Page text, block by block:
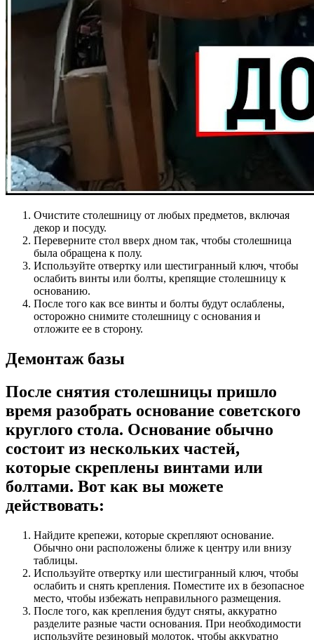
Очистите столешницу от любых предметов, включая
декор и посуду.
Переверните стол вверх дном так, чтобы столешница
была обращена к полу.
Используйте отвертку или шестигранный ключ, чтобы
ослабить винты или болты, крепящие столешницу к
основанию.
После того как все винты и болты будут ослаблены,
осторожно снимите столешницу с основания и
отложите ее в сторону.
Демонтаж базы
После снятия столешницы пришло
время разобрать основание советского
круглого стола. Основание обычно
состоит из нескольких частей,
которые скреплены винтами или
болтами. Вот как вы можете
действовать:
Найдите крепежи, которые скрепляют основание.
Обычно они расположены ближе к центру или внизу
таблицы.
Используйте отвертку или шестигранный ключ, чтобы
ослабить и снять крепления. Поместите их в безопасное
место, чтобы избежать неправильного размещения.
После того, как крепления будут сняты, аккуратно
разделите разные части основания. При необходимости
используйте резиновый молоток, чтобы аккуратно